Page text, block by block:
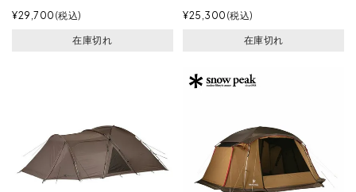
¥29,700 税込
在庫切れ
¥25,300 税込
在庫切れ